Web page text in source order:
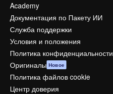
Academy
Документация по Пакету ИИ
Служба поддержки
Условия и положения
Политика конфиденциальности
Оригиналы Новое
Политика файлов cookie
Центр доверия